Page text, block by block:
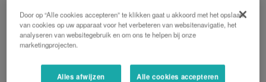
SemiSwing stalen kneuzertanden
Rollenkneuzer
Innovatief design van de ophanging
Door op “Alle cookies accepteren” te klikken gaat u akkoord met het opslaan
van cookies op uw apparaat voor het verbeteren van websitenavigatie, het
analyseren van websitegebruik en om ons te helpen bij onze
marketingprojecten.
Alles afwijzen Alle cookies accepteren